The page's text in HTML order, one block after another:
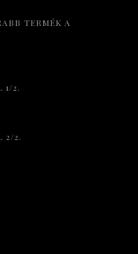
TERMÉK A
1/2.
2/2.